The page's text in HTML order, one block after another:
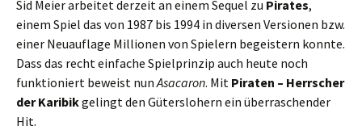
Sid Meier arbeitet derzeit an einem Sequel zu Pirates,
einem Spiel das von 1987 bis 1994 in diversen Versionen bzw.
einer Neuauflage Millionen von Spielern begeistern konnte.
Dass das recht einfache Spielprinzip auch heute noch
funktioniert beweist nunAsacaron. Mit Piraten – Herrscher
der Karibikgelingt den Güterslohern ein überraschender
Hit.